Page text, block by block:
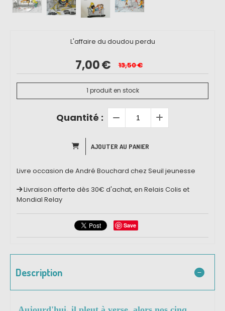
L'affaire du doudou perdu
7,00€ 13,50€
1 produit en stock
Quantité :
AJOUTER AU PANIER
Livre occasion de André Bouchard chez Seuil jeunesse
Livraison offerte dès 30€ d'achat, en Relais Colis et
Mondial Relay
Save
Description